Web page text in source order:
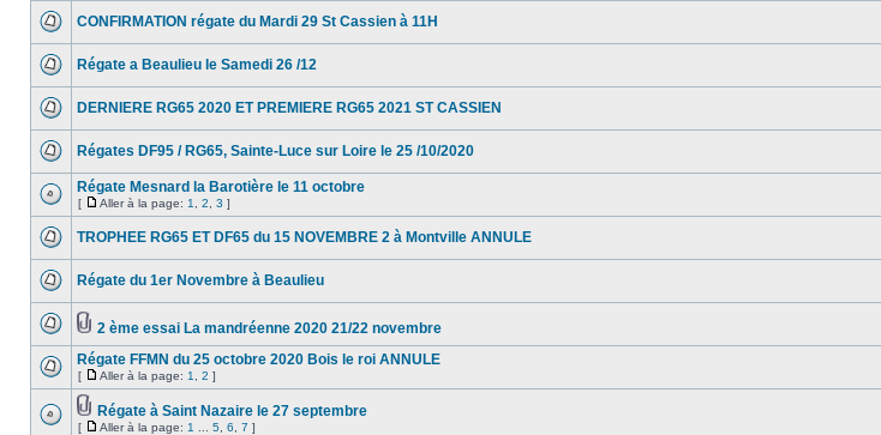
CONFIRMATION régate du Mardi 29 St Cassien à 11H
Régate a Beaulieu le Samedi 26 /12
DERNIERE RG65 2020 ET PREMIERE RG65 2021 ST CASSIEN
Régates DF95 / RG65, Sainte-Luce sur Loire le 25 /10/2020
Régate Mesnard la Barotière le 11 octobre
[ Aller à la page: 1 2 3 ]
TROPHEE RG65 ET DF65 du 15 NOVEMBRE 2 à Montville ANNULE
Régate du 1er Novembre à Beaulieu
2 ème essai La mandréenne 2020 21/22 novembre
Régate FFMN du 25 octobre 2020 Bois le roi ANNULE
[ Aller à la page: 1 2 ]
Régate à Saint Nazaire le 27 septembre
[ Aller à la page: 1 5 6 7 ]